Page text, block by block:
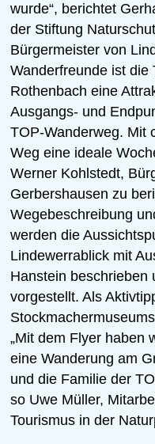
wurde“, berichtet
der Stiftung
Bürgermeister von
Wanderfreunde ist die
Rothenbach eine
Ausgangs- und
TOP-Wanderweg. Mit
Weg eine ideale
Werner Kohlstedt,
Gerbershausen zu
Wegebeschreibung
werden die
Lindewerrablick mit
Hanstein beschrieben
vorgestellt. Als
„Mit dem Flyer haben
eine Wanderung am
und die Familie der
so Uwe Müller,
Tourismus in der